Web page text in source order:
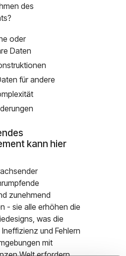
des
oder
Daten
für andere
kann hier
zunehmend
- sie alle erhöhen die
was die
und Fehlern
mit